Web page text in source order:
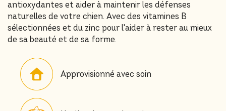
antioxydantes et aider à maintenir les défenses
naturelles de votre chien. Avec des vitamines B
sélectionnées et du zinc pour l'aider à rester au mieux
de sa beauté et de sa forme.
Approvisionné avec soin